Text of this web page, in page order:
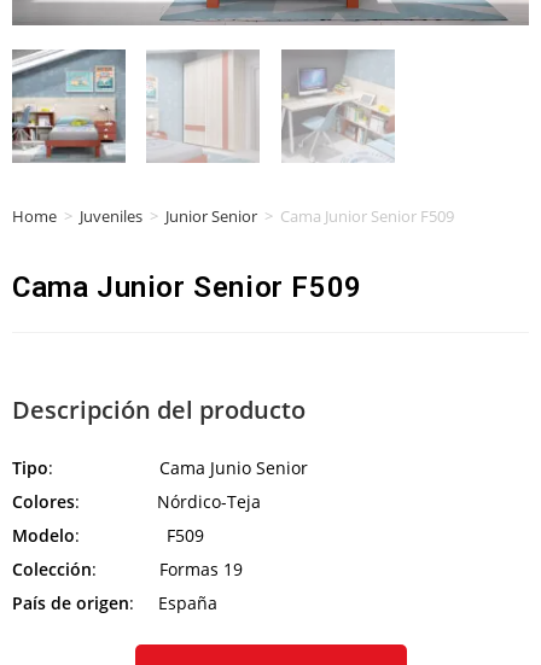
Home > Juveniles > Junior Senior > Cama Junior Senior F509
Cama Junior Senior F509
Descripción del producto
Tipo: Cama Junio Senior
Colores: Nórdico-Teja
Modelo: F509
Colección: Formas 19
País de origen: España